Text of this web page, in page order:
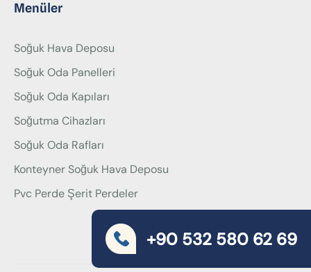
Menüler
Soğuk Hava Deposu
Soğuk Oda Panelleri
Soğuk Oda Kapıları
Soğutma Cihazları
Soğuk Oda Rafları
Konteyner Soğuk Hava Deposu
Pvc Perde Şerit Perdeler
+90 532 580 62 69